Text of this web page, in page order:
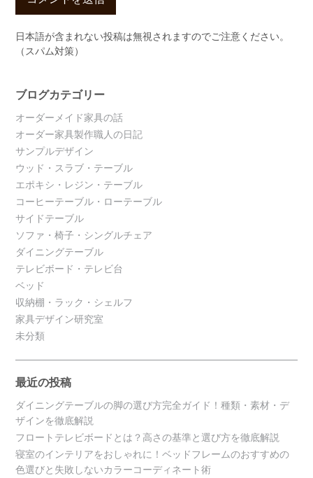
日本語が含まれない投稿は無視されますのでご注意ください。
（スパム対策）
ブログカテゴリー
オーダーメイド家具の話
オーダー家具製作職人の日記
サンプルデザイン
ウッド・スラブ・テーブル
エポキシ・レジン・テーブル
コーヒーテーブル・ローテーブル
サイドテーブル
ソファ・椅子・シングルチェア
ダイニングテーブル
テレビボード・テレビ台
ベッド
収納棚・ラック・シェルフ
家具デザイン研究室
未分類
最近の投稿
ダイニングテーブルの脚の選び方完全ガイド！種類・素材・デ
ザインを徹底解説
フロートテレビボードとは？高さの基準と選び方を徹底解説
寝室のインテリアをおしゃれに！ベッドフレームのおすすめの
色選びと失敗しないカラーコーディネート術